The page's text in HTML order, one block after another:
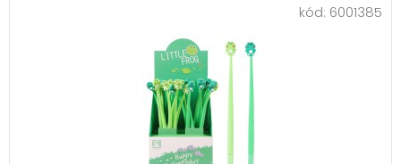
kód: 6001385